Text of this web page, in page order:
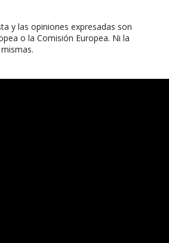
y las opiniones expresadas son
o la Comisión Europea. Ni la